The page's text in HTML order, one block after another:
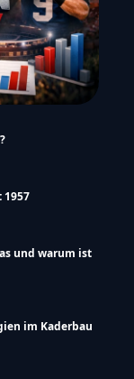
1957
und warum ist
im Kaderbau